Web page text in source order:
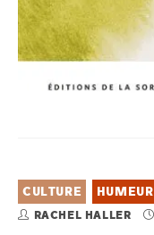
CULTURE HUMEUR
RACHEL HALLER